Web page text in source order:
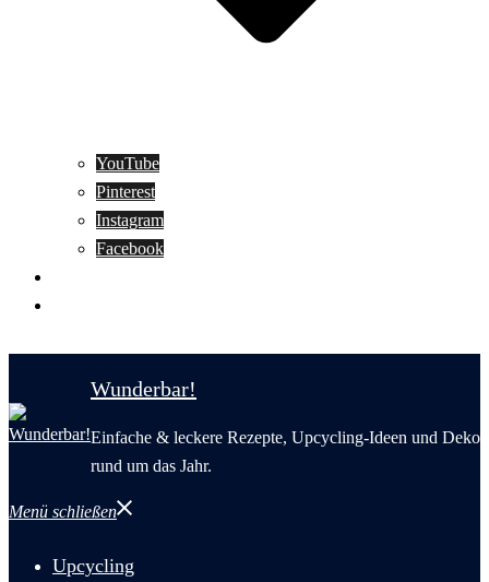
YouTube
Pinterest
Instagram
Facebook
Wunderbar!
Einfache & leckere Rezepte, Upcycling-Ideen und Deko
rund um das Jahr.
Menü schließen
Upcycling